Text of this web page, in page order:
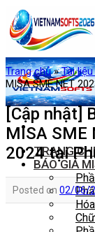
Skip
to
content
TRANG
BÁO GIÁ
Trang chủ»Tài
MISA SME NET
[Cập nhật]
MISA SME
2024 tại
Posted on 02/06/